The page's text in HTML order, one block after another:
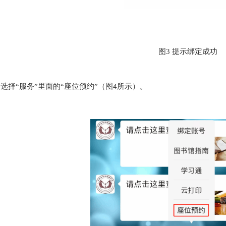
图3 提示绑定成功
择“服务”里面的“座位预约”（图4所示）。